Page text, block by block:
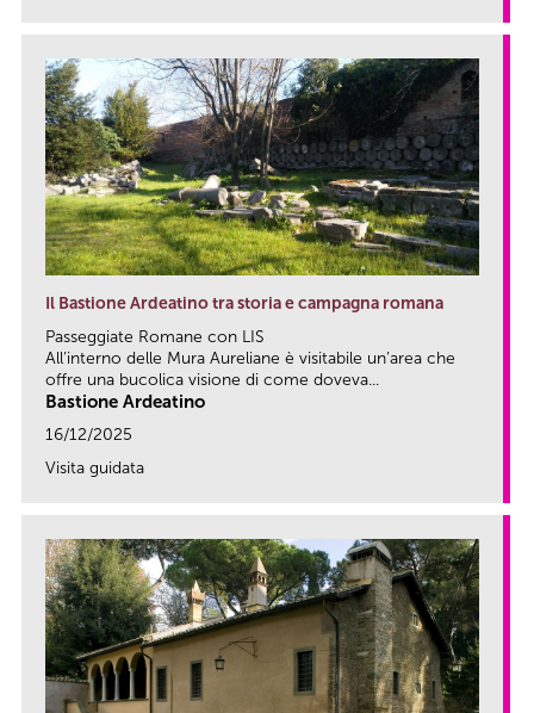
Il Bastione Ardeatino tra storia e campagna romana
Passeggiate Romane con LIS
All’interno delle Mura Aureliane è visitabile un’area che
offre una bucolica visione di come doveva...
Bastione Ardeatino
16/12/2025
Visita guidata